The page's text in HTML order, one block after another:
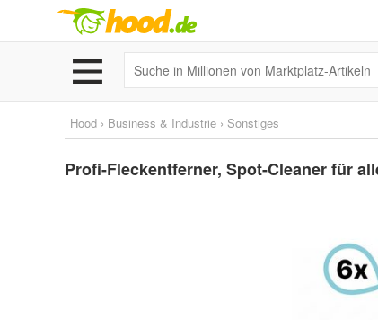
Hood › Business & Industrie › Sonstiges
Profi-Fleckentferner, Spot-Cleaner für